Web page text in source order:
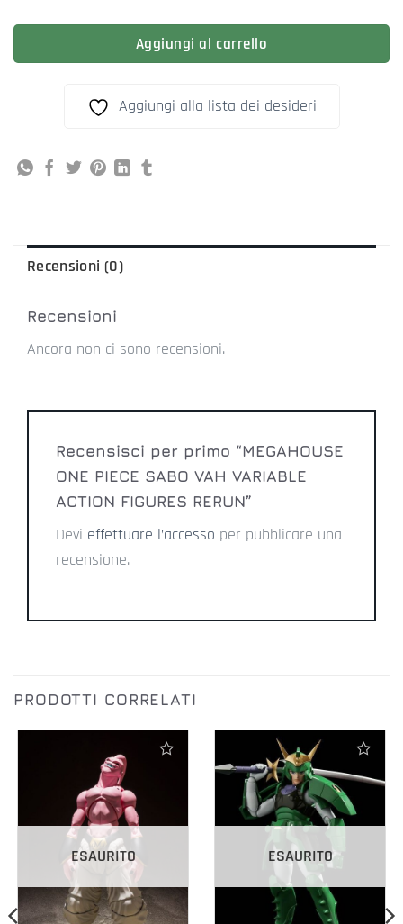
Aggiungi al carrello
Aggiungi alla lista dei desideri
Recensioni (0)
Recensioni
Ancora non ci sono recensioni.
Recensisci per primo “MEGAHOUSE
ONE PIECE SABO VAH VARIABLE
ACTION FIGURES RERUN”
Devi effettuare l’accesso per pubblicare una
recensione.
PRODOTTI CORRELATI
Aggiungi alla lista dei desideri
ESAURITO
Aggiungi alla lista dei desideri
ESAURITO